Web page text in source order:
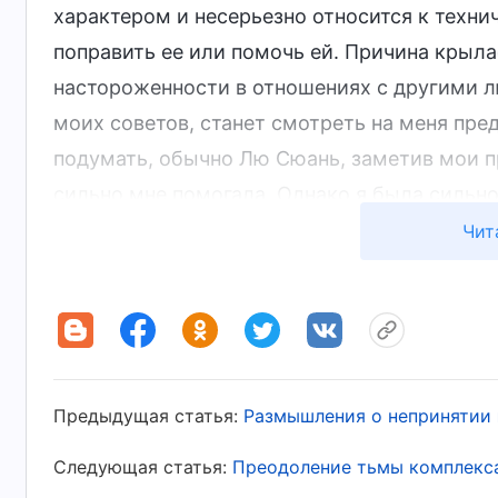
характером и несерьезно относится к
поправить ее или помочь ей. Причина
настороженности в отношениях с
моих советов, станет смотреть на меня
подумать, обычно Лю Сюань, заметив мои
проблемы, я никогда не беседовала с ней
видим, как другие проявляют свою
проанализировать себя и исправить
не согласуются с истиной. После этого я
Предыдущая статья: Размышления о непринятии
Следующая статья: Преодоление тьмы